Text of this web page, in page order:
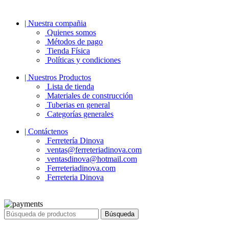
| Nuestra compañia
Quienes somos
Métodos de pago
Tienda Física
Políticas y condiciones
| Nuestros Productos
Lista de tienda
Materiales de construcción
Tuberias en general
Categorías generales
| Contáctenos
Ferretería Dinova
ventas@ferreteriadinova.com
ventasdinova@hotmail.com
Ferreteriadinova.com
Ferreteria Dinova
Búsqueda